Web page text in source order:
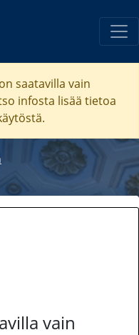
saatavilla vain
infosta lisää tietoa
vain